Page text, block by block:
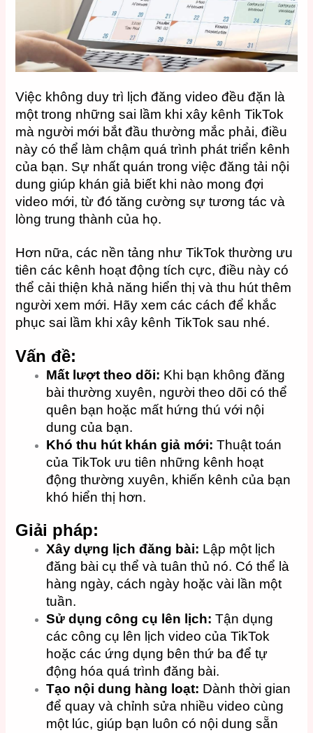
Việc không duy trì lịch đăng video đều đặn là
một trong những sai lầm khi xây kênh TikTok
mà người mới bắt đầu thường mắc phải, điều
này có thể làm chậm quá trình phát triển kênh
của bạn. Sự nhất quán trong việc đăng tải nội
dung giúp khán giả biết khi nào mong đợi
video mới, từ đó tăng cường sự tương tác và
lòng trung thành của họ.
Hơn nữa, các nền tảng như TikTok thường ưu
tiên các kênh hoạt động tích cực, điều này có
thể cải thiện khả năng hiển thị và thu hút thêm
người xem mới. Hãy xem các cách để khắc
phục sai lầm khi xây kênh TikTok sau nhé.
Vấn đề:
Mất lượt theo dõi: Khi bạn không đăng
bài thường xuyên, người theo dõi có thể
quên bạn hoặc mất hứng thú với nội
dung của bạn.
Khó thu hút khán giả mới: Thuật toán
của TikTok ưu tiên những kênh hoạt
động thường xuyên, khiến kênh của bạn
khó hiển thị hơn.
Giải pháp:
Xây dựng lịch đăng bài: Lập một lịch
đăng bài cụ thể và tuân thủ nó. Có thể là
hàng ngày, cách ngày hoặc vài lần một
tuần.
Sử dụng công cụ lên lịch: Tận dụng
các công cụ lên lịch video của TikTok
hoặc các ứng dụng bên thứ ba để tự
động hóa quá trình đăng bài.
Tạo nội dung hàng loạt: Dành thời gian
để quay và chỉnh sửa nhiều video cùng
một lúc, giúp bạn luôn có nội dung sẵn